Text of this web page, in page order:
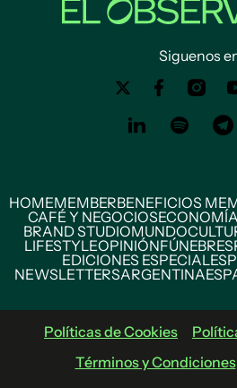
Siguenos
HOMEMEMBERBENEFICIOS
CAFÉ Y NEGOCIOS
BRAND STUDIOMUNDO
LIFESTYLEOPINIÓNFÚNEBRES
EDICIONES ESPECIALES
NEWSLETTERSARGENTINA
Políticas de Cookies
Términos y Condiciones